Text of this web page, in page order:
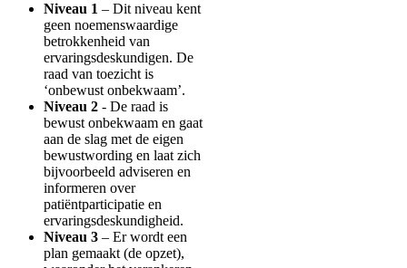
Niveau 1 – Dit niveau kent
geen noemenswaardige
betrokkenheid van
ervaringsdeskundigen. De
raad van toezicht is
‘onbewust onbekwaam’.
Niveau 2 - De raad is
bewust onbekwaam en gaat
aan de slag met de eigen
bewustwording en laat zich
bijvoorbeeld adviseren en
informeren over
patiëntparticipatie en
ervaringsdeskundigheid.
Niveau 3 – Er wordt een
plan gemaakt (de opzet),